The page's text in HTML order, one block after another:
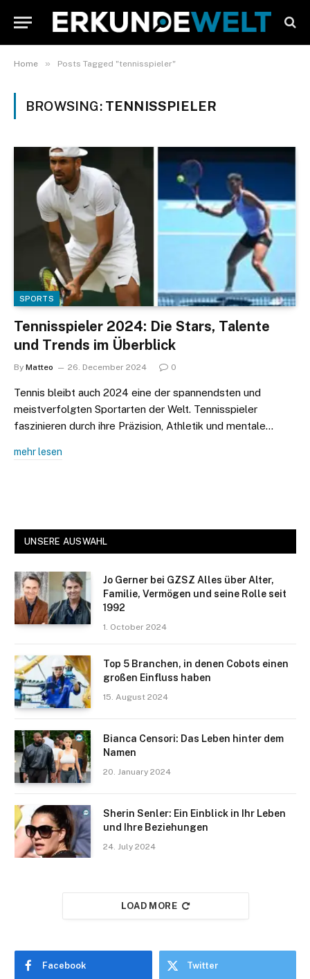
Home » Posts Tagged "tennisspieler"
BROWSING: TENNISSPIELER
SPORTS
Tennisspieler 2024: Die Stars, Talente
und Trends im Überblick
By Matteo 26. December 2024 0
Tennis bleibt auch 2024 eine der spannendsten und
meistverfolgten Sportarten der Welt. Tennisspieler
faszinieren durch ihre Präzision, Athletik und mentale…
mehr lesen
UNSERE AUSWAHL
Jo Gerner bei GZSZ Alles über Alter,
Familie, Vermögen und seine Rolle seit
1992
1. October 2024
Top 5 Branchen, in denen Cobots einen
großen Einfluss haben
15. August 2024
Bianca Censori: Das Leben hinter dem
Namen
20. January 2024
Sherin Senler: Ein Einblick in Ihr Leben
und Ihre Beziehungen
24. July 2024
LOAD MORE
Facebook Twitter